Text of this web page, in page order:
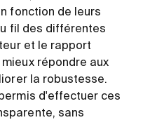
fonction de leurs
fil des différentes
et le rapport
répondre aux
la robustesse.
d'effectuer ces
sans